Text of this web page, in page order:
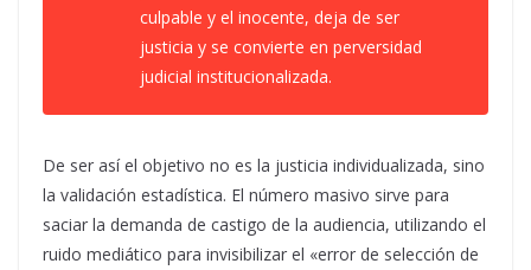
culpable y el inocente, deja de ser
justicia y se convierte en perversidad
judicial institucionalizada.
De ser así el objetivo no es la justicia individualizada, sino
la validación estadística. El número masivo sirve para
saciar la demanda de castigo de la audiencia, utilizando el
ruido mediático para invisibilizar el «error de selección de